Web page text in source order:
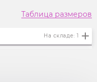
Таблица размеров
На складе: 1